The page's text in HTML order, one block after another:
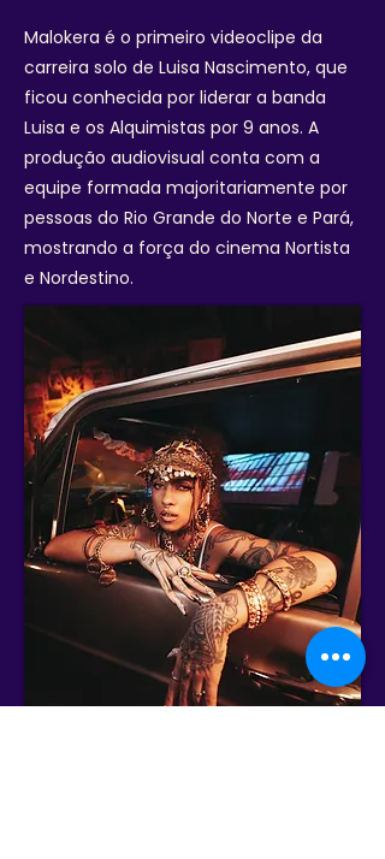
Malokera é o primeiro videoclipe da
carreira solo de Luisa Nascimento, que
ficou conhecida por liderar a banda
Luisa e os Alquimistas por 9 anos. A
produção audiovisual conta com a
equipe formada majoritariamente por
pessoas do Rio Grande do Norte e Pará,
mostrando a força do cinema Nortista
e Nordestino.